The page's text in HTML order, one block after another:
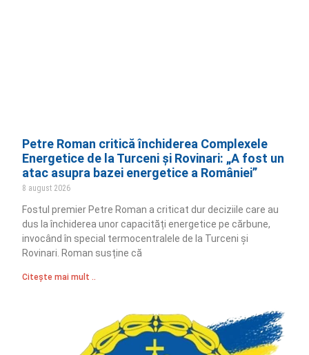
Petre Roman critică închiderea Complexele
Energetice de la Turceni și Rovinari: „A fost un
atac asupra bazei energetice a României”
8 august 2026
Fostul premier Petre Roman a criticat dur deciziile care au
dus la închiderea unor capacități energetice pe cărbune,
invocând în special termocentralele de la Turceni și
Rovinari. Roman susține că
Citește mai mult ..